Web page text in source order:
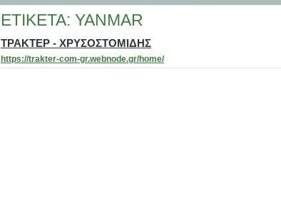
ΕΤΙΚΈΤΑ: YANMAR
ΤΡΑΚΤΕΡ - ΧΡΥΣΟΣΤΟΜΙΔΗΣ
https://trakter-com-gr.webnode.gr/home/